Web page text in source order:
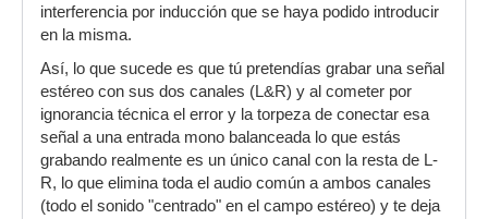
interferencia por inducción que se haya podido introducir
en la misma.
Así, lo que sucede es que tú pretendías grabar una señal
estéreo con sus dos canales (L&R) y al cometer por
ignorancia técnica el error y la torpeza de conectar esa
señal a una entrada mono balanceada lo que estás
grabando realmente es un único canal con la resta de L-
R, lo que elimina toda el audio común a ambos canales
(todo el sonido "centrado" en el campo estéreo) y te deja